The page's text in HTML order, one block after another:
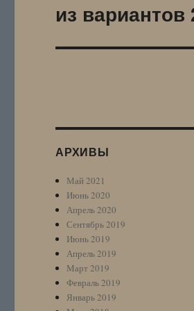
Следующая
из вариантов
АРХИВЫ
Май 2021
Июнь 2020
Апрель 2020
Сентябрь 2019
Июнь 2019
Апрель 2019
Март 2019
Февраль 2019
Январь 2019